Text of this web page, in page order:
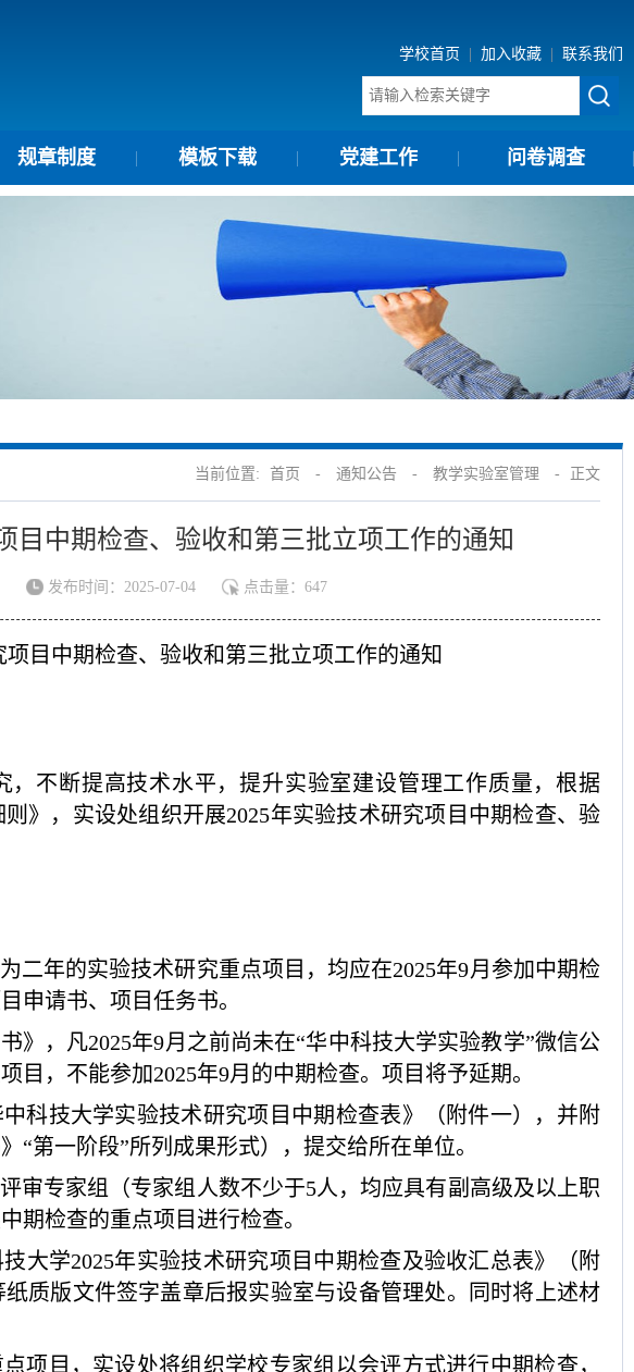
学校首页 加入收藏 联系我们
规章制度 模板下载 党建工作 问卷调查
当前位置: 首页 - 通知公告 - 教学实验室管理 - 正文
目中期检查、验收和第三批立项工作的通知
发布时间：2025-07-04 点击量： 647
项目 中期检查、验收和第三批立项工作的通知
不断提高技术水平，提升实验室建设管理工作质量，根据
则》，实设处组织开展2025年实验技术研究项目中期检查、验
二年的实验技术研究重点项目，均应在2025年9月参加中期检
申请书、项目任务书。
》，凡2025年9月之前尚未在“华中科技大学实验教学”微信公
目，不能参加2025年9月的中期检查。项目将予延期。
科技大学实验技术研究项目中期检查表》（附件一），并附
“第一阶段”所列成果形式），提交给所在单位。
审专家组（专家组人数不少于5人，均应具有副高级及以上职
期检查的重点项目进行检查。
大学2025年实验技术研究项目中期检查及验收汇总表》（附
质版文件签字盖章后报实验室与设备管理处。同时将上述材
项目，实设处将组织学校专家组以会评方式进行中期检查，